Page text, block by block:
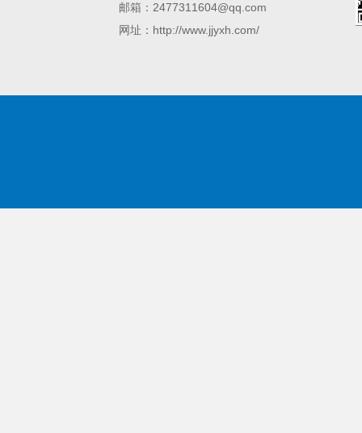
邮箱：2477311604@qq.com
网址：http://www.jjyxh.com/